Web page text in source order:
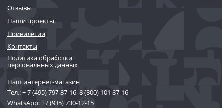
Отзывы
Наши проекты
Привилегии
Контакты
Политика обработки
персональных данных
Наш интернет-магазин
Тел.:+ 7 (495) 797-87-16,8 (800) 101-87-16
WhatsApp:+7 (985) 730-12-15